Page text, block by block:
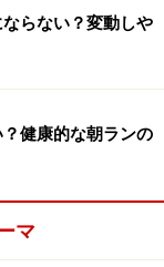
くなります。腰
ると、ハムスト
しているケース
痛みが出るタイ
ることで痛みが
らない？変動しや
健康的な朝ランの
マ